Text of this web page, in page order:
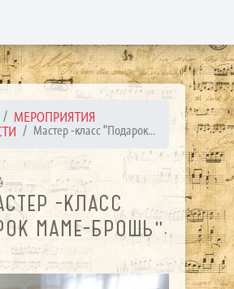
МЕРОПРИЯТИЯ
Мастер -класс "Подарок...
-КЛАСС
МАМЕ-БРОШЬ".